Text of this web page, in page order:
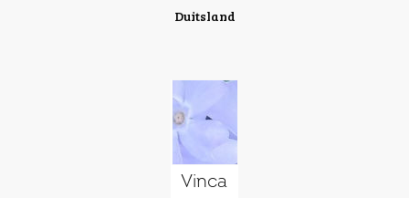
Duitsland
Vinca